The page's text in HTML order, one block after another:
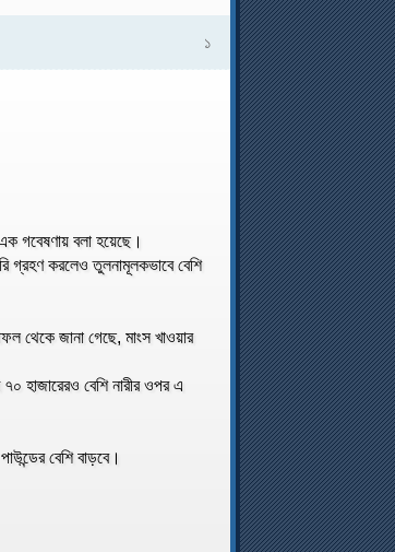
১
গবেষণায় বলা হয়েছে।
গ্রহণ করলেও তুলনামূলকভাবে বেশি
থেকে জানা গেছে, মাংস খাওয়ার
হাজারেরও বেশি নারীর ওপর এ
বেশি বাড়বে।